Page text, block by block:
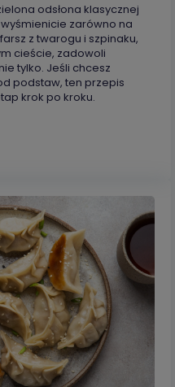
odsłona klasycznej
zarówno na
z twarogu i szpinaku,
cieście, zadowoli
tylko. Jeśli chcesz
podstaw, ten przepis
krok po kroku.